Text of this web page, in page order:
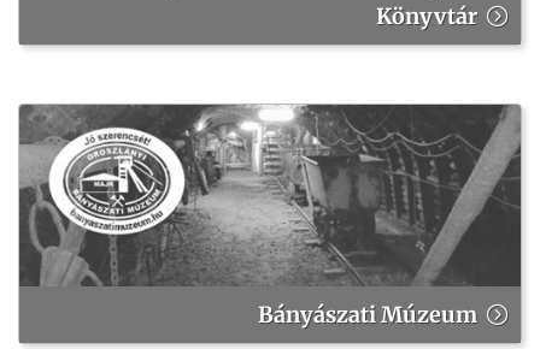
Könyvtár
Bányászati Múzeum